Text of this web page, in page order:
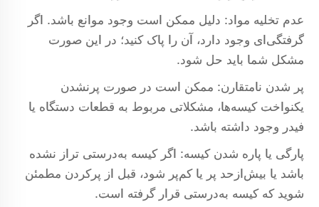
عدم تخلیه مواد: دلیل ممکن است وجود موانع باشد. اگر
گرفتگی‌ای وجود دارد، آن را پاک کنید؛ در این صورت
مشکل شما باید حل شود.
پر شدن نامتقارن: ممکن است در صورت پرنشدن
یکنواخت کیسه‌ها، مشکلاتی مربوط به قطعات دستگاه یا
فیدر وجود داشته باشد.
پارگی یا پاره شدن کیسه: اگر کیسه به‌درستی تراز نشده
باشد یا بیش‌ازحد پر یا کم‌پر شود، قبل از پرکردن مطمئن
شوید که کیسه به‌درستی قرار گرفته است.